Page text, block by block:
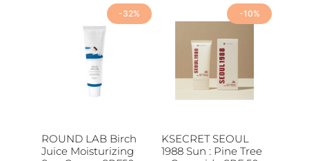
-32%
ROUND LAB Birch
Juice Moisturizing
-10%
KSECRET SEOUL
1988 Sun : Pine Tree